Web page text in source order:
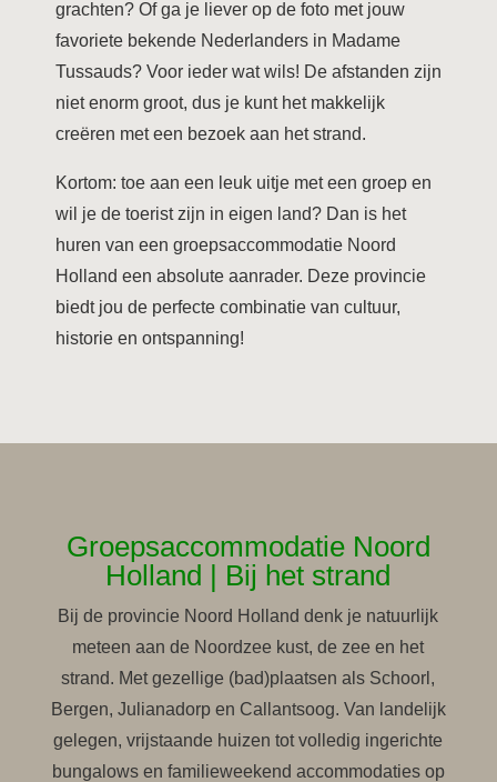
grachten? Of ga je liever op de foto met jouw
favoriete bekende Nederlanders in Madame
Tussauds? Voor ieder wat wils! De afstanden zijn
niet enorm groot, dus je kunt het makkelijk
creëren met een bezoek aan het strand.
Kortom: toe aan een leuk uitje met een groep en
wil je de toerist zijn in eigen land? Dan is het
huren van een groepsaccommodatie Noord
Holland een absolute aanrader. Deze provincie
biedt jou de perfecte combinatie van cultuur,
historie en ontspanning!
Groepsaccommodatie Noord
Holland | Bij het strand
Bij de provincie Noord Holland denk je natuurlijk
meteen aan de Noordzee kust, de zee en het
strand. Met gezellige (bad)plaatsen als Schoorl,
Bergen, Julianadorp en Callantsoog. Van landelijk
gelegen, vrijstaande huizen tot volledig ingerichte
bungalows en familieweekend accommodaties op